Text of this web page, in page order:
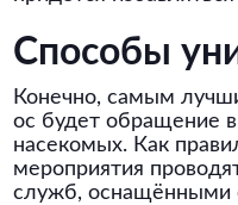
Способы
Конечно, самым
ос будет обращение
насекомых. Как
мероприятия
служб, оснащёнными